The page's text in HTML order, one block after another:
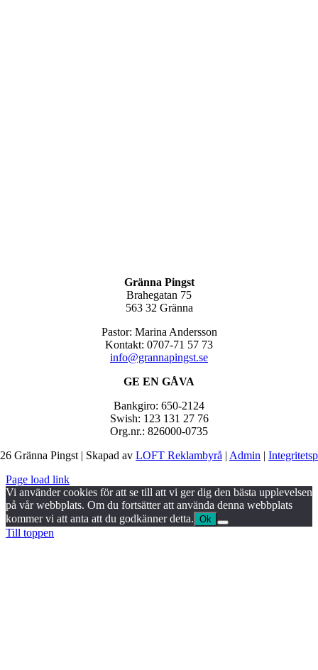
Gränna Pingst
Brahegatan 75
563 32 Gränna
Pastor: Marina Andersson
Kontakt: 0707-71 57 73
info@grannapingst.se
GE EN GÅVA
Bankgiro: 650-2124
Swish: 123 131 27 76
Org.nr.: 826000-0735
Gränna Pingst | Skapad av LOFT Reklambyrå | Admin |
Page load link
Vi använder cookies för att se till att vi ger dig den bästa upplevelsen
på vår webbplats. Om du fortsätter att använda denna webbplats
kommer vi att anta att du godkänner detta. Ok
Till toppen